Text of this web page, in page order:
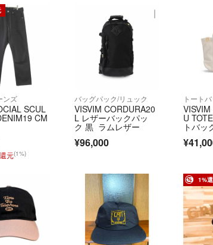
商品状態は掲載前に
がございました際は
が違う、間違えた等お
・ご注文の商品と異な
・商品状態が商品説明
はご返品をお受けして
商品到着から5日以内
返送ください。期限を
かねます。 必ず商品
クリーニングやアフ
Cランク以下の商品に
せていただいておりま
当アカウントはラクマ
◆特商法：
https://
◆返品特約：
https://
ンズ
SCUL
CM
元(1%)
バッグパック/リュック
VISVIM CORDURA20
L レザーバックパッ
ク 黒 ラムレザー
¥96,000
トート
U
トバッ
1%